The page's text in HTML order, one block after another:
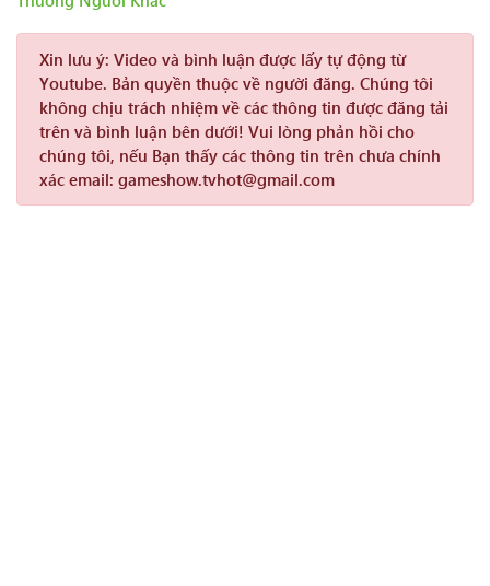
Xin lưu ý: Video và bình luận được lấy tự động từ
Youtube. Bản quyền thuộc về người đăng. Chúng tôi
không chịu trách nhiệm về các thông tin được đăng tải
trên và bình luận bên dưới! Vui lòng phản hồi cho
chúng tôi, nếu Bạn thấy các thông tin trên chưa chính
xác email: gameshow.tvhot@gmail.com